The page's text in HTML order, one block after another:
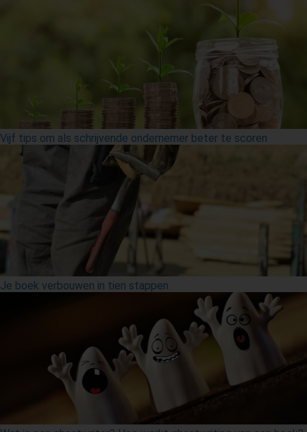
Vijf tips om als schrijvende ondernemer beter te scoren
Je boek verbouwen in tien stappen